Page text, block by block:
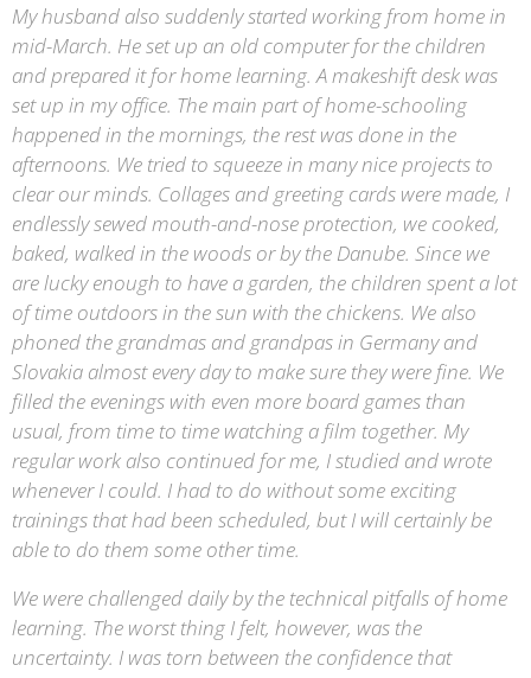
My husband also suddenly started working from home in
mid-March. He set up an old computer for the children
and prepared it for home learning. A makeshift desk was
set up in my office. The main part of home-schooling
happened in the mornings, the rest was done in the
afternoons. We tried to squeeze in many nice projects to
clear our minds. Collages and greeting cards were made, I
endlessly sewed mouth-and-nose protection, we cooked,
baked, walked in the woods or by the Danube. Since we
are lucky enough to have a garden, the children spent a lot
of time outdoors in the sun with the chickens. We also
phoned the grandmas and grandpas in Germany and
Slovakia almost every day to make sure they were fine. We
filled the evenings with even more board games than
usual, from time to time watching a film together. My
regular work also continued for me, I studied and wrote
whenever I could. I had to do without some exciting
trainings that had been scheduled, but I will certainly be
able to do them some other time.
We were challenged daily by the technical pitfalls of home
learning. The worst thing I felt, however, was the
uncertainty. I was torn between the confidence that